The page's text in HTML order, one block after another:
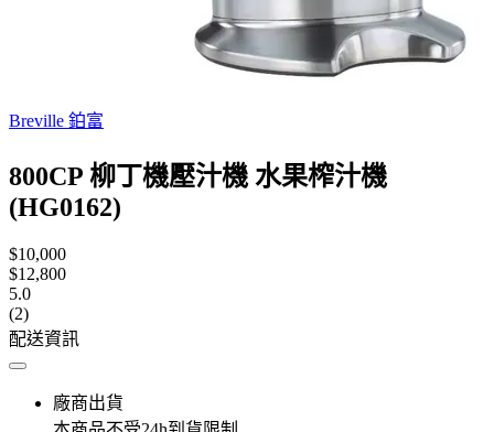
Breville 鉑富
800CP 柳丁機壓汁機 水果榨汁機
(HG0162)
$10,000
$12,800
5.0
(2)
配送資訊
廠商出貨